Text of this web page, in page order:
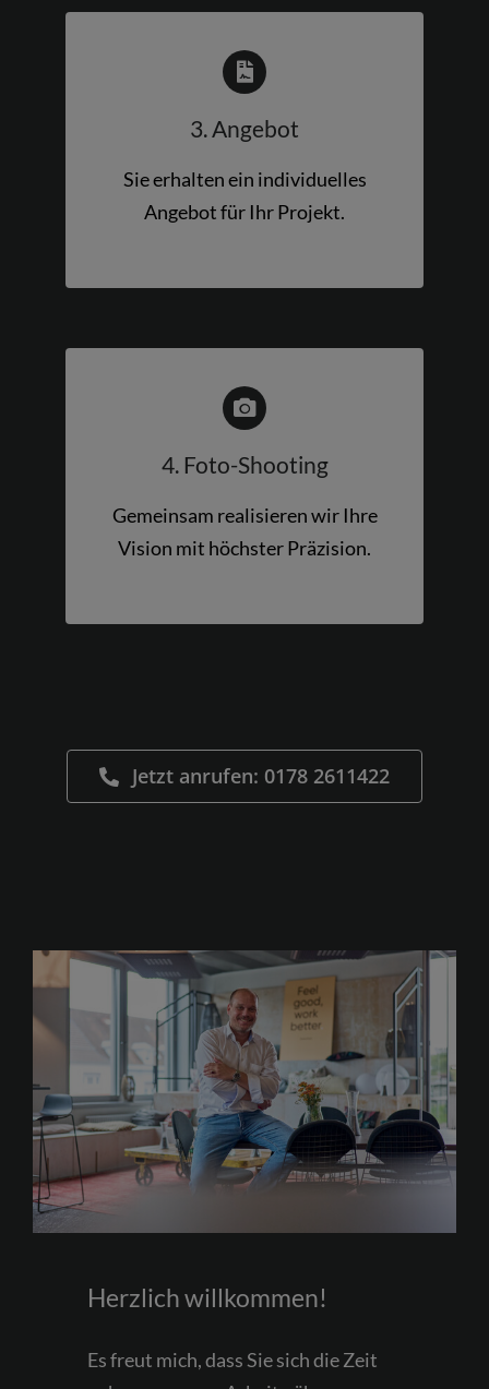
3. Angebot
Sie erhalten ein individuelles
Angebot für Ihr Projekt.
4. Foto-Shooting
Gemeinsam realisieren wir Ihre
Vision mit höchster Präzision.
Jetzt anrufen: 0178 2611422
Herzlich willkommen!
Es freut mich, dass Sie sich die Zeit